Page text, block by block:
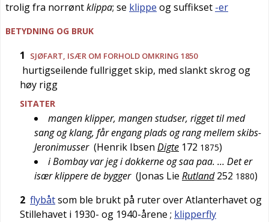
trolig fra norrøntklippa; se klippe og suffikset -er
BETYDNING OG BRUK
1 SJØFART, ISÆR OM FORHOLD OMKRING 1850
hurtigseilende fullrigget skip, med slankt skrog og
høy rigg
SITATER
mangen klipper, mangen studser, rigget til med
sang og klang, får engang plads og rang mellem skibs-
Jeronimusser (Henrik Ibsen Digte 172 1875)
i Bombay var jeg i dokkerne og saa paa. … Det er
især klippere de bygger (Jonas Lie Rutland 252 1880)
2 flybåtsom ble brukt på ruter over Atlanterhavet og
Stillehavet i 1930- og 1940-årene ; klipperfly